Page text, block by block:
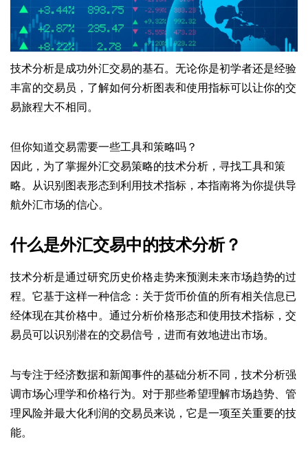
技术分析是成功外汇交易的基石。无论你是初学者还是经验
丰富的交易员，了解如何分析图表和使用指标可以让你的交
易旅程大不相同。
但你知道交易需要一些工具和策略吗？
因此，为了掌握外汇交易策略的技术分析，寻找工具和策
略。从识别图表形态到利用技术指标，本指南将为你提供导
航外汇市场的信心。
什么是外汇交易中的技术分析？
技术分析是通过研究历史价格走势来预测未来市场趋势的过
程。它基于这样一种信念：关于货币价值的所有相关信息已
经体现在其价格中。通过分析价格形态和使用技术指标，交
易员可以识别潜在的交易信号，进而有效地进出市场。
与专注于经济数据和新闻事件的基础分析不同，技术分析强
调市场心理学和价格行为。对于那些希望理解市场趋势、管
理风险并最大化利润的交易员来说，它是一项至关重要的技
能。